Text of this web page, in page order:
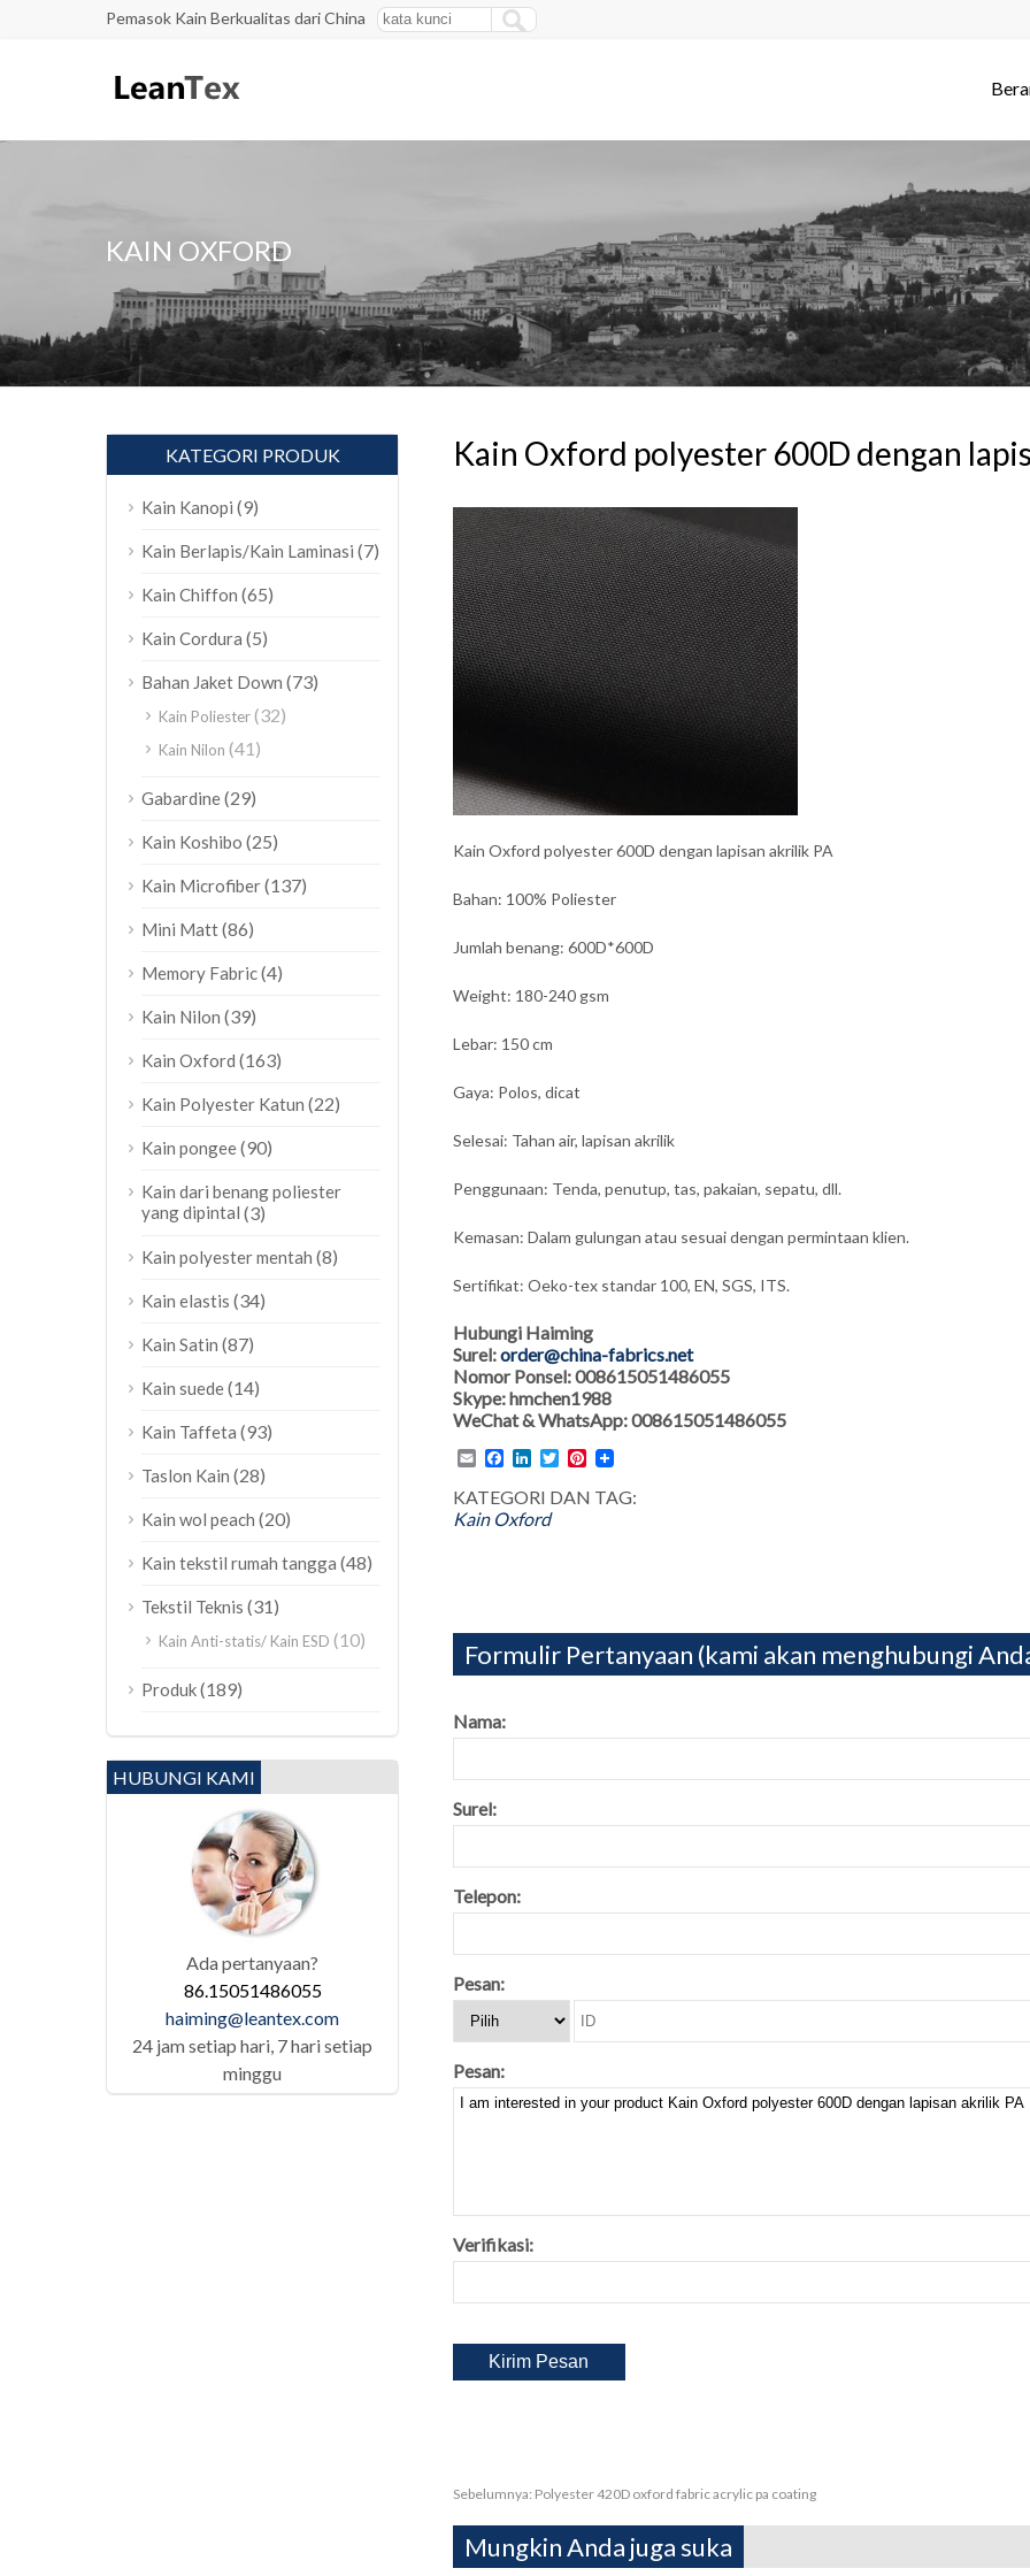
Pemasok Kain Berkualitas dari China
KAIN OXFORD
Kain Oxford polyester 600D dengan
Kain Oxford polyester 600D dengan lapisan akrilik PA
Bahan: 100% Poliester
Jumlah benang: 600D*600D
Weight: 180-240 gsm
Lebar: 150 cm
Gaya: Polos, dicat
Selesai: Tahan air, lapisan akrilik
Penggunaan: Tenda, penutup, tas, pakaian, sepatu, dll.
Kemasan: Dalam gulungan atau sesuai dengan permintaan klien.
Sertifikat: Oeko-tex standar 100, EN, SGS, ITS.
Hubungi Haiming
Surel:order@china-fabrics.net
Nomor Ponsel: 008615051486055
Skype: hmchen1988
WeChat & WhatsApp: 008615051486055
EmailFacebook
LinkedIn
TwitterPinterest
KATEGORI DAN TAG:
Kain Oxford
Formulir Pertanyaan (kami akan menghubungi
Nama:
Surel:
Telepon:
Pesan:
Pesan:
Verifikasi:
Sebelumnya: Polyester 420D oxford fabric acrylic pa coating
Mungkin Anda juga suka
KATEGORI PRODUK
Kain Kanopi (9)
Kain Berlapis/Kain Laminasi (7)
Kain Chiffon (65)
Kain Cordura (5)
Bahan Jaket Down (73)
Kain Poliester(32)
Kain Nilon (41)
Gabardine(29)
Kain Koshibo (25)
Kain Microfiber(137)
Mini Matt(86)
Memory Fabric(4)
Kain Nilon (39)
Kain Oxford (163)
Kain Polyester Katun (22)
Kain pongee(90)
Kain dari benang poliester
yang dipintal (3)
Kain polyester mentah (8)
Kain elastis (34)
Kain Satin (87)
Kain suede(14)
Kain Taffeta (93)
Taslon Kain (28)
Kain wol peach (20)
Kain tekstil rumah tangga (48)
Tekstil Teknis (31)
Kain Anti-statis/ Kain ESD (10)
Produk(189)
HUBUNGI KAMI
Ada pertanyaan?
86.15051486055
haiming@leantex.com
24 jam setiap hari, 7 hari setiap
minggu